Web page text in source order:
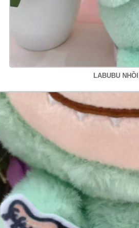
LABUBU